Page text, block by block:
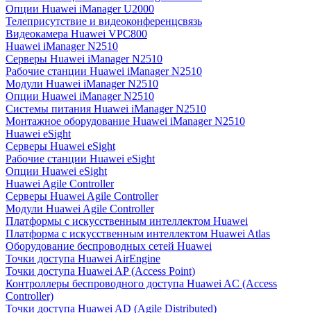
Опции Huawei iManager U2000
Телеприсутствие и видеоконференцсвязь
Видеокамера Huawei VPC800
Huawei iManager N2510
Серверы Huawei iManager N2510
Рабочие станции Huawei iManager N2510
Модули Huawei iManager N2510
Опции Huawei iManager N2510
Системы питания Huawei iManager N2510
Монтажное оборудование Huawei iManager N2510
Huawei eSight
Серверы Huawei eSight
Рабочие станции Huawei eSight
Опции Huawei eSight
Huawei Agile Controller
Серверы Huawei Agile Controller
Модули Huawei Agile Controller
Платформы с искусственным интеллектом Huawei
Платформа с искусственным интеллектом Huawei Atlas
Оборудование беспроводных сетей Huawei
Точки доступа Huawei AirEngine
Точки доступа Huawei AP (Access Point)
Контроллеры беспроводного доступа Huawei AC (Access
Controller)
Точки доступа Huawei AD (Agile Distributed)